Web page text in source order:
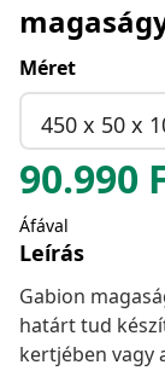
Méret
450 x 50 x
90.990
Áfával
Leírás
Gabion
határt tud
kertjében vagy